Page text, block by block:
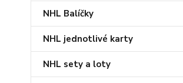
NHL Balíčky
NHL jednotlivé karty
NHL sety a loty